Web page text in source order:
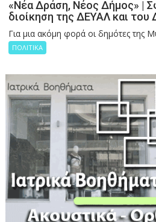
«Νέα Δράση, Νέος Δήμος» |
διοίκηση της ΔΕΥΑΛ και του
Για μια ακόμη φορά οι δημότες της
ΠΟΛΙΤΙΚΑ